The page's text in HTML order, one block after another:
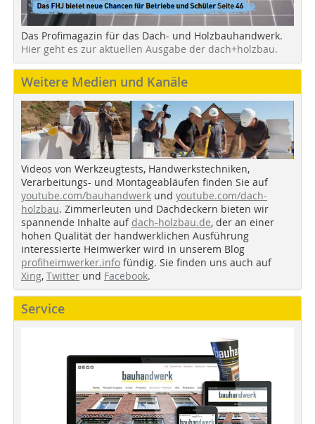
Das Profimagazin für das Dach- und Holzbauhandwerk.
Hier geht es zur aktuellen Ausgabe der dach+holzbau.
Weitere Medien und Kanäle
Videos von Werkzeugtests, Handwerkstechniken,
Verarbeitungs- und Montageabläufen finden Sie auf
youtube.com/bauhandwerk und youtube.com/dach-
holzbau. Zimmerleuten und Dachdeckern bieten wir
spannende Inhalte auf dach-holzbau.de, der an einer
hohen Qualität der handwerklichen Ausführung
interessierte Heimwerker wird in unserem Blog
profiheimwerker.info fündig. Sie finden uns auch auf
Xing, Twitter und Facebook.
Service